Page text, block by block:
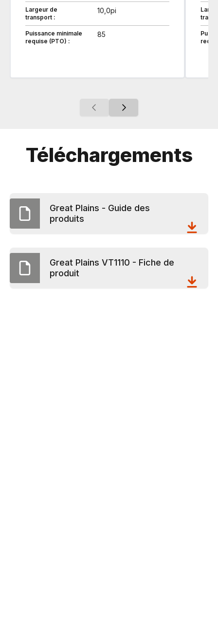
Largeur de
transport :
10,0pi
Puissance minimale
requise (PTO) :
85
Téléchargements
Great Plains - Guide des
produits
Great Plains VT1110 - Fiche de
produit